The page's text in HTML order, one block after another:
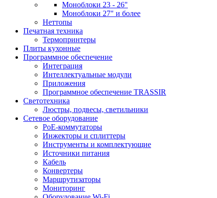
Моноблоки 23 - 26"
Моноблоки 27" и более
Неттопы
Печатная техника
Термопринтеры
Плиты кухонные
Программное обеспечение
Интеграция
Интеллектуальные модули
Приложения
Программное обеспечение TRASSIR
Светотехника
Люстры, подвесы, светильники
Сетевое оборудование
PoE-коммутаторы
Инжекторы и сплиттеры
Инструменты и комплектующие
Источники питания
Кабель
Конвертеры
Маршрутизаторы
Мониторинг